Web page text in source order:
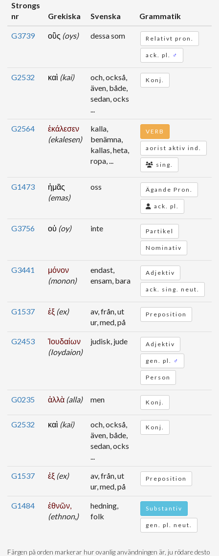
Strongs
nr
Grekiska Svenska Grammatik
G3739 οὓς (oys) dessa som Relativt pron.
ack. pl. ♂
G2532 καὶ (kai)
och, också,
även, både,
sedan, ocks
...
Konj.
G2564
ἐκάλεσεν
(ekalesen)
kalla,
benämna,
kallas, heta,
ropa, ...
VERB
aorist aktiv ind.
sing.
G1473
ἡμᾶς
(emas)
oss Ägande Pron.
ack. pl.
G3756 οὐ (oy) inte Partikel
Nominativ
G3441
μόνον
(monon)
endast,
ensam, bara
Adjektiv
ack. sing. neut.
G1537 ἐξ (ex)
av, från, ut
ur, med, på
Preposition
G2453
Ἰουδαίων
(Ioydaion)
judisk, jude Adjektiv
gen. pl. ♂
Person
G0235 ἀλλὰ (alla) men Konj.
G2532 καὶ (kai)
och, också,
även, både,
sedan, ocks
...
Konj.
G1537 ἐξ (ex)
av, från, ut
ur, med, på
Preposition
G1484
ἐθνῶν,
(ethnon,)
hedning,
folk
Substantiv
gen. pl. neut.
Färgen på orden markerar hur ovanlig användningen är, ju rödare desto